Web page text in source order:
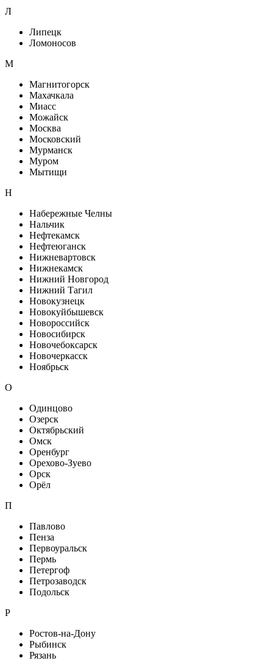
Л
Липецк
Ломоносов
М
Магнитогорск
Махачкала
Миасс
Можайск
Москва
Московский
Мурманск
Муром
Мытищи
Н
Набережные Челны
Нальчик
Нефтекамск
Нефтеюганск
Нижневартовск
Нижнекамск
Нижний Новгород
Нижний Тагил
Новокузнецк
Новокуйбышевск
Новороссийск
Новосибирск
Новочебоксарск
Новочеркасск
Ноябрьск
О
Одинцово
Озерск
Октябрьский
Омск
Оренбург
Орехово-Зуево
Орск
Орёл
П
Павлово
Пенза
Первоуральск
Пермь
Петергоф
Петрозаводск
Подольск
Р
Ростов-на-Дону
Рыбинск
Рязань